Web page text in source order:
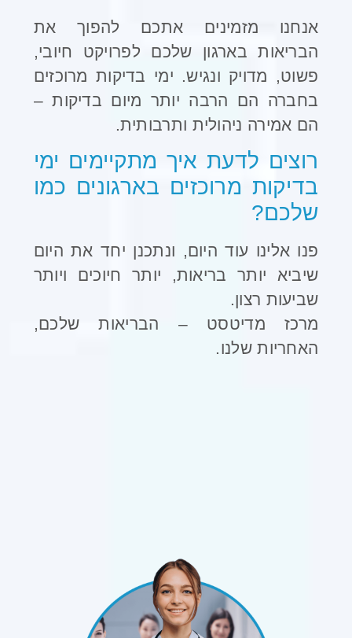
אנחנו מזמינים אתכם להפוך את
הבריאות בארגון שלכם לפרויקט חיובי,
פשוט, מדויק ונגיש. ימי בדיקות מרוכזים
בחברה הם הרבה יותר מיום בדיקות –
הם אמירה ניהולית ותרבותית.
רוצים לדעת איך מתקיימים ימי
בדיקות מרוכזים בארגונים כמו
שלכם?
פנו אלינו עוד היום, ונתכנן יחד את היום
שיביא יותר בריאות, יותר חיוכים ויותר
שביעות רצון.
מרכז מדיטסט – הבריאות שלכם,
האחריות שלנו.